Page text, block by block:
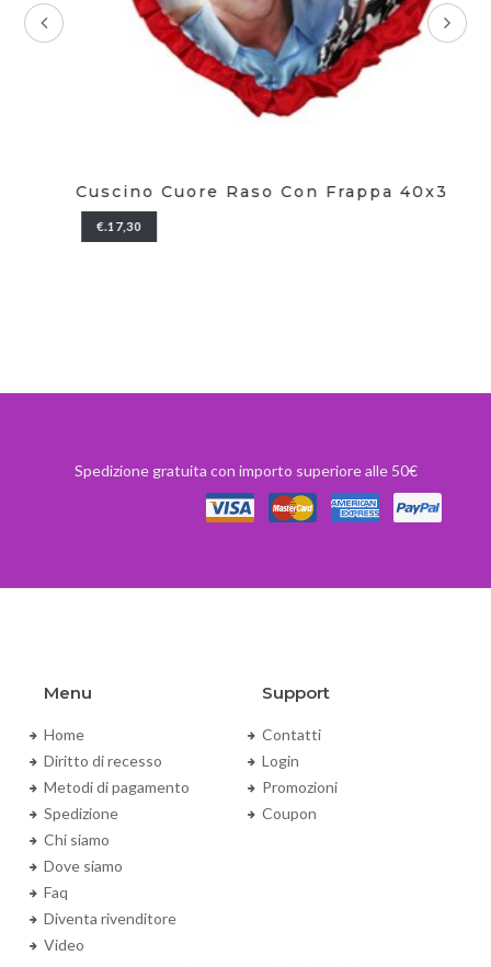
Cuscino Cuore Raso Con Frappa 40x35
€.17,30
Spedizione gratuita con importo superiore alle 50€
Menu
Home
Diritto di recesso
Metodi di pagamento
Spedizione
Chi siamo
Dove siamo
Faq
Diventa rivenditore
Video
Support
Contatti
Login
Promozioni
Coupon